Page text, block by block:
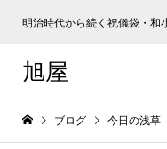
明治時代から続く祝儀袋・和
旭屋
ブログ 今日の浅草